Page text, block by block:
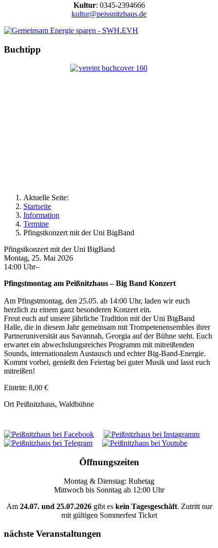
Kultur: 0345-2394666
kultur@peissnitzhaus.de
Buchtipp
Aktuelle Seite:
Startseite
Information
Termine
Pfingstkonzert mit der Uni BigBand
Pfingstkonzert mit der Uni BigBand
Montag, 25. Mai 2026
14:00 Uhr–
Pfingstmontag am Peißnitzhaus – Big Band Konzert
Am Pfingstmontag, den 25.05. ab 14:00 Uhr, laden wir euch
herzlich zu einem ganz besonderen Konzert ein.
Freut euch auf unsere jährliche Tradition mit der Uni BigBand
Halle, die in diesem Jahr gemeinsam mit Trompetenensembles ihrer
Partneruniversität aus Savannah, Georgia auf der Bühne steht. Euch
erwartet ein abwechslungsreiches Programm mit mitreißenden
Sounds, internationalem Austausch und echter Big-Band-Energie.
Kommt vorbei, genießt den Feiertag bei guter Musik und lasst euch
mitreißen!
Eintritt: 8,00 €
Ort Peißnitzhaus, Waldbühne
Öffnungszeiten
Montag & Dienstag: Ruhetag
Mittwoch bis Sonntag ab 12:00 Uhr
Am 24.07. und 25.07.2026gibt eskein Tagesgeschäft. Zutritt nur
mit gültigen Sommerfest Ticket
nächste Veranstaltungen